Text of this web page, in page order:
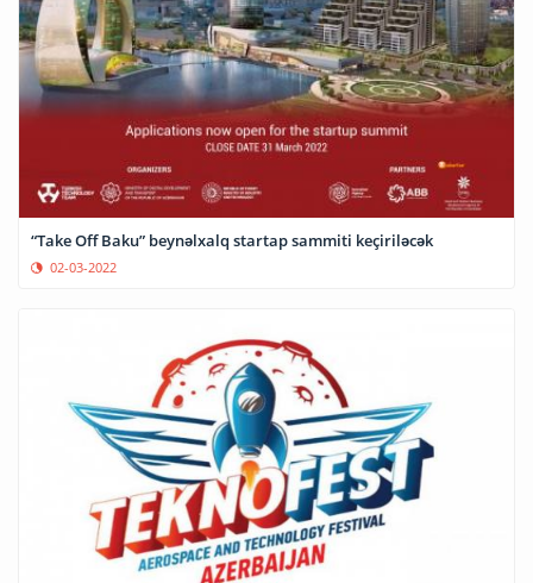
“Take Off Baku” beynəlxalq startap sammiti keçiriləcək
02-03-2022